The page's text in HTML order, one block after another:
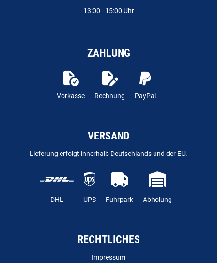
13:00 - 15:00 Uhr
ZAHLUNG
Vorkasse Rechnung PayPal
VERSAND
Lieferung erfolgt innerhalb Deutschlands und der EU.
DHL UPS Fuhrpark Abholung
RECHTLICHES
Impressum